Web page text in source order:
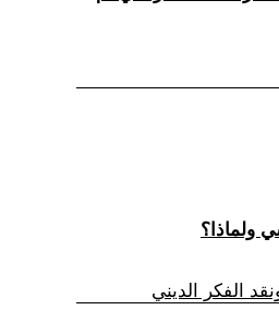
الفكر الديني